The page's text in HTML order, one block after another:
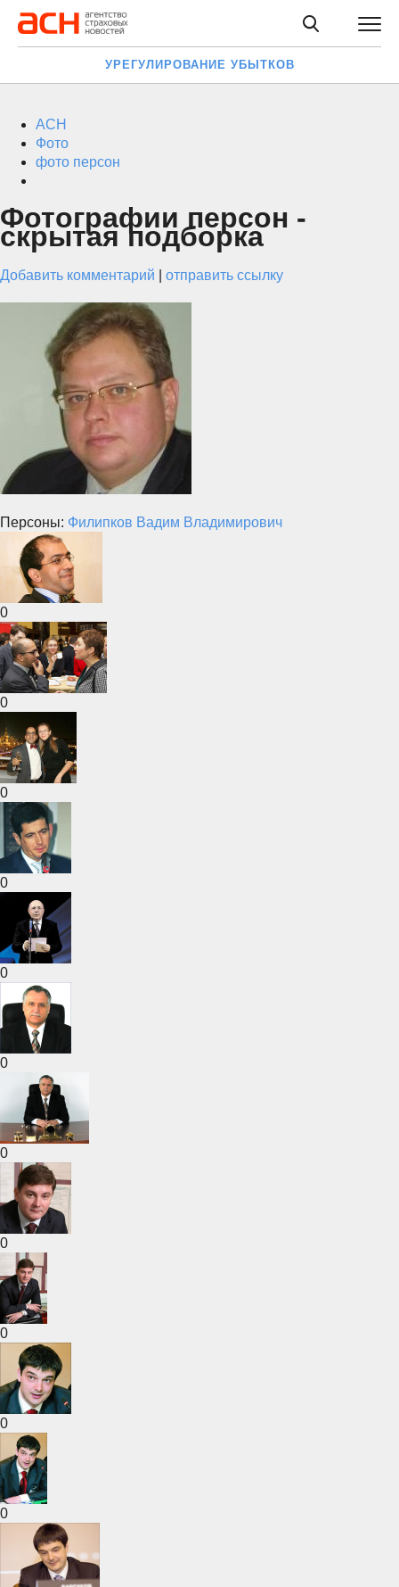
УРЕГУЛИРОВАНИЕ УБЫТКОВ
АСН
Фото
фото персон
Фотографии персон -
скрытая подборка
Добавить комментарий отправить ссылку
Персоны: Филипков Вадим Владимирович
0
0
0
0
0
0
0
0
0
0
0